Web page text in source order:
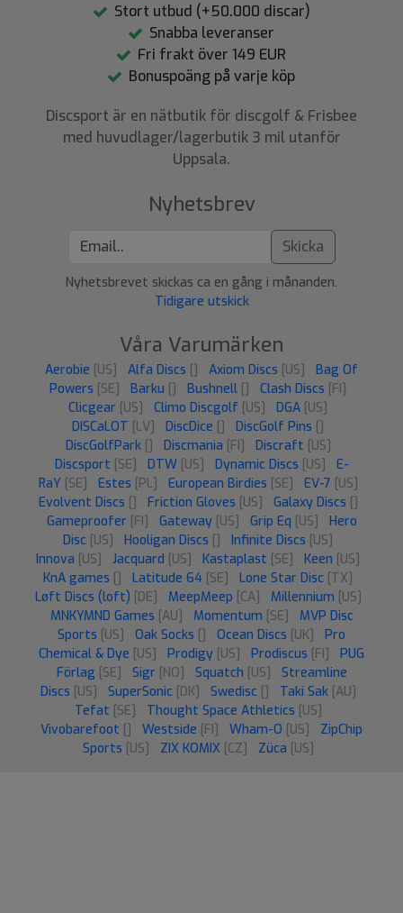
Stort utbud (+50.000 discar)
Snabba leveranser
Fri frakt över 149 EUR
Bonuspoäng på varje köp
Discsport är en nätbutik för discgolf & Frisbee
med huvudlager/lagerbutik 3 mil utanför
Uppsala.
Nyhetsbrev
Skicka
Nyhetsbrevet skickas ca en gång i månanden.
Tidigare utskick
Våra Varumärken
Aerobie [US] Alfa Discs [] Axiom Discs [US]
Bag Of
Powers [SE] Barku [] Bushnell [] Clash Discs [FI]
Clicgear [US] Climo Discgolf [US] DGA [US]
DISCaLOT [LV] DiscDice [] DiscGolf Pins []
DiscGolfPark [] Discmania [FI] Discraft [US]
Discsport [SE] DTW [US] Dynamic Discs [US]
E-
RaY [SE] Estes [PL] European Birdies [SE] EV-7 [US]
Evolvent Discs [] Friction Gloves [US] Galaxy Discs []
Gameproofer [FI] Gateway [US] Grip Eq [US]
Hero
Disc [US] Hooligan Discs [] Infinite Discs [US]
Innova [US] Jacquard [US] Kastaplast [SE] Keen [US]
KnA games [] Latitude 64 [SE] Lone Star Disc [TX]
Løft Discs (loft) [DE] MeepMeep [CA] Millennium [US]
MNKYMND Games [AU] Momentum [SE]
MVP Disc
Sports [US] Oak Socks [] Ocean Discs [UK]
Pro
Chemical & Dye [US] Prodigy [US] Prodiscus [FI]
PUG
Förlag [SE] Sigr [NO] Squatch [US]
Streamline
Discs [US] SuperSonic [DK] Swedisc [] Taki Sak [AU]
Tefat [SE] Thought Space Athletics [US]
Vivobarefoot [] Westside [FI] Wham-O [US]
ZipChip
Sports [US] ZIX KOMIX [CZ] Züca [US]